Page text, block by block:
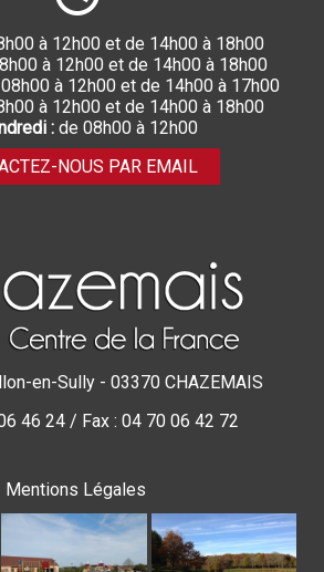
à 12h00 et de 14h00 à 18h00
à 12h00 et de 14h00 à 18h00
à 12h00 et de 14h00 à 17h00
à 12h00 et de 14h00 à 18h00
:de 08h00 à 12h00
NOUS PAR EMAIL
en-Sully - 03370 CHAZEMAIS
46 24 / Fax : 04 70 06 42 72
Mentions Légales